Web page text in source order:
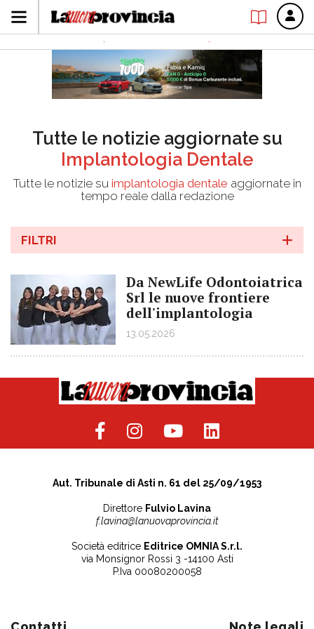
Tutte le notizie aggiornate su
Implantologia Dentale
Tutte le notizie su implantologia dentale aggiornate in
tempo reale dalla redazione
FILTRI
Da NewLife Odontoiatrica
Srl le nuove frontiere
dell'implantologia
13.05.2026
Aut. Tribunale di Asti n. 61 del 25/09/1953
Direttore Fulvio Lavina
f.lavina@lanuovaprovincia.it
Società editrice Editrice OMNIA S.r.l.
via Monsignor Rossi 3 -14100 Asti
P.Iva 00080200058